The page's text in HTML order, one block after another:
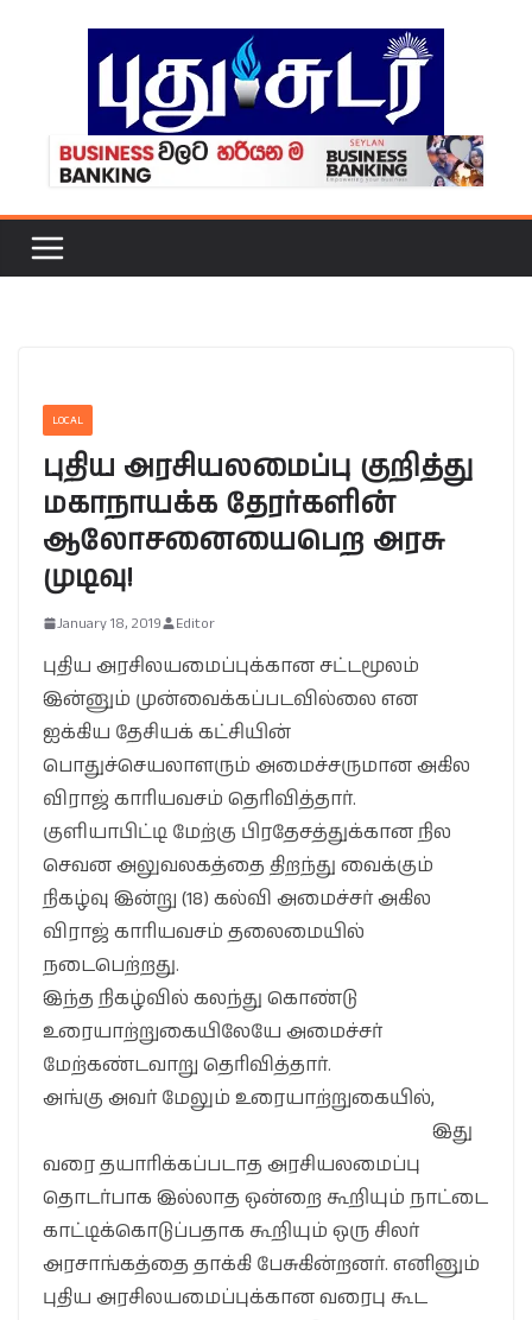
LOCAL
புதிய அரசியலமைப்பு குறித்து
மகாநாயக்க தேரர்களின்
ஆலோசனையைபெற அரசு
முடிவு!
January 18, 2019 Editor
புதிய அரசிலயமைப்புக்கான சட்டமூலம்
இன்னும் முன்வைக்கப்படவில்லை என
ஐக்கிய தேசியக் கட்சியின்
பொதுச்செயலாளரும் அமைச்சருமான அகில
விராஜ் காரியவசம் தெரிவித்தார்.
குளியாபிட்டி மேற்கு பிரதேசத்துக்கான நில
செவன அலுவலகத்தை திறந்து வைக்கும்
நிகழ்வு இன்று (18) கல்வி அமைச்சர் அகில
விராஜ் காரியவசம் தலைமையில்
நடைபெற்றது.
இந்த நிகழ்வில் கலந்து கொண்டு
உரையாற்றுகையிலேயே அமைச்சர்
மேற்கண்டவாறு தெரிவித்தார்.
அங்கு அவர் மேலும் உரையாற்றுகையில்,
இது
வரை தயாரிக்கப்படாத அரசியலமைப்பு
தொடர்பாக இல்லாத ஒன்றை கூறியும் நாட்டை
காட்டிக்கொடுப்பதாக கூறியும் ஒரு சிலர்
அரசாங்கத்தை தாக்கி பேசுகின்றனர். எனினும்
புதிய அரசிலயமைப்புக்கான வரைபு கூட